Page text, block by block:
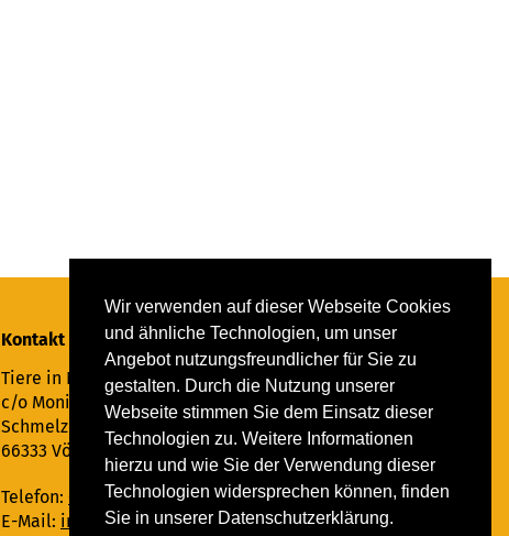
Wir verwenden auf dieser Webseite Cookies
und ähnliche Technologien, um unser
Angebot nutzungsfreundlicher für Sie zu
gestalten. Durch die Nutzung unserer
Webseite stimmen Sie dem Einsatz dieser
Technologien zu. Weitere Informationen
hierzu und wie Sie der Verwendung dieser
Technologien widersprechen können, finden
Sie in unserer Datenschutzerklärung.
Kontakt
Tiere in Not Saar e.V.
c/o Monika Ewen
Schmelzer Straße 22
66333 Völklingen
Telefon: 06898 294862
E-Mail: info@tiere-in-not-saar.de